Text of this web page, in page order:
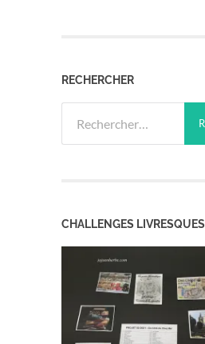
RECHERCHER
CHALLENGES LIVRESQUES